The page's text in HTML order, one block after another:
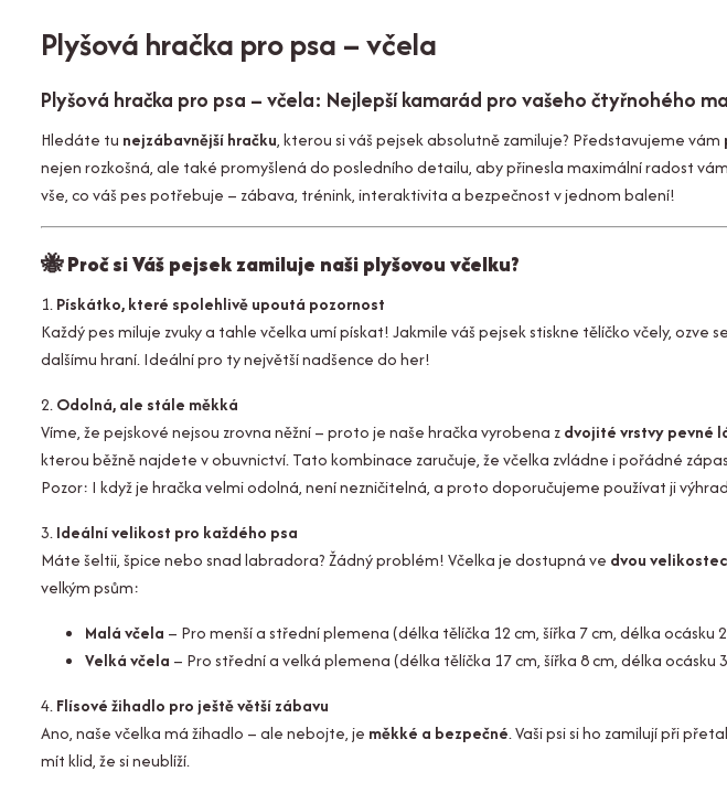
Plyšová hračka pro psa – včela
Plyšová hračka pro psa – včela: Nejlepší kamarád pro vašeho čtyřnohého
Hledáte tu nejzábavnější hračku, kterou si váš pejsek absolutně zamiluje? Představujeme vám
nejen rozkošná, ale také promyšlená do posledního detailu, aby přinesla maximální radost
vše, co váš pes potřebuje – zábava, trénink, interaktivita a bezpečnost v jednom balení!
🐝Proč si Váš pejsek zamiluje naši plyšovou včelku?
1.Pískátko, které spolehlivě upoutá pozornost
Každý pes miluje zvuky a tahle včelka umí pískat! Jakmile váš pejsek stiskne tělíčko včely, ozve
dalšímu hraní. Ideální pro ty největší nadšence do her!
2.Odolná, ale stále měkká
Víme, že pejskové nejsou zrovna něžní – proto je naše hračka vyrobena zdvojité vrstvy pevné
kterou běžně najdete v obuvnictví. Tato kombinace zaručuje, že včelka zvládne i pořádné
Pozor: I když je hračka velmi odolná, není nezničitelná, a proto doporučujeme používat ji
3.Ideální velikost pro každého psa
Máte šeltii, špice nebo snad labradora? Žádný problém! Včelka je dostupná ve dvou
velkým psům:
Malá včela – Pro menší a střední plemena (délka tělíčka 12 cm, šířka 7 cm, délka ocásku
Velká včela – Pro střední a velká plemena (délka tělíčka 17 cm, šířka 8 cm, délka ocásku
4.Flísové žihadlo pro ještě větší zábavu
Ano, naše včelka má žihadlo – ale nebojte, je měkké a bezpečné. Vaši psi si ho zamilují při
mít klid, že si neublíží.